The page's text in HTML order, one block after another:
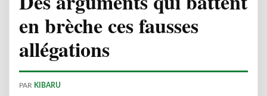
en brèche ces fausses
allégations
PAR KIBARU